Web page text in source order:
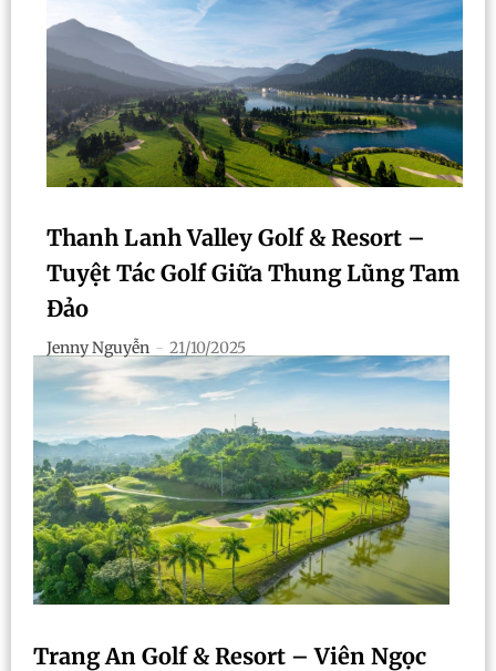
Thanh Lanh Valley Golf & Resort –
Tuyệt Tác Golf Giữa Thung Lũng Tam
Đảo
Jenny Nguyễn - 21/10/2025
Trang An Golf & Resort – Viên Ngọc